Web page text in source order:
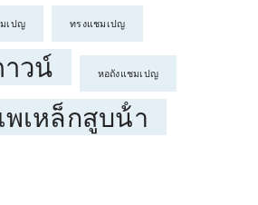
เปญ ทรงแชมเปญ
วน์ หอถังแชมเปญ
เหล็กสูบน้ํา